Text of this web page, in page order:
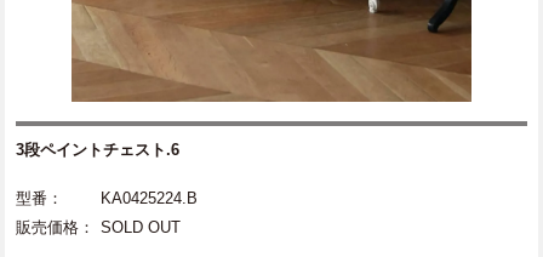
3段ペイントチェスト.6
型番：
KA0425224.B
販売価格：
SOLD OUT